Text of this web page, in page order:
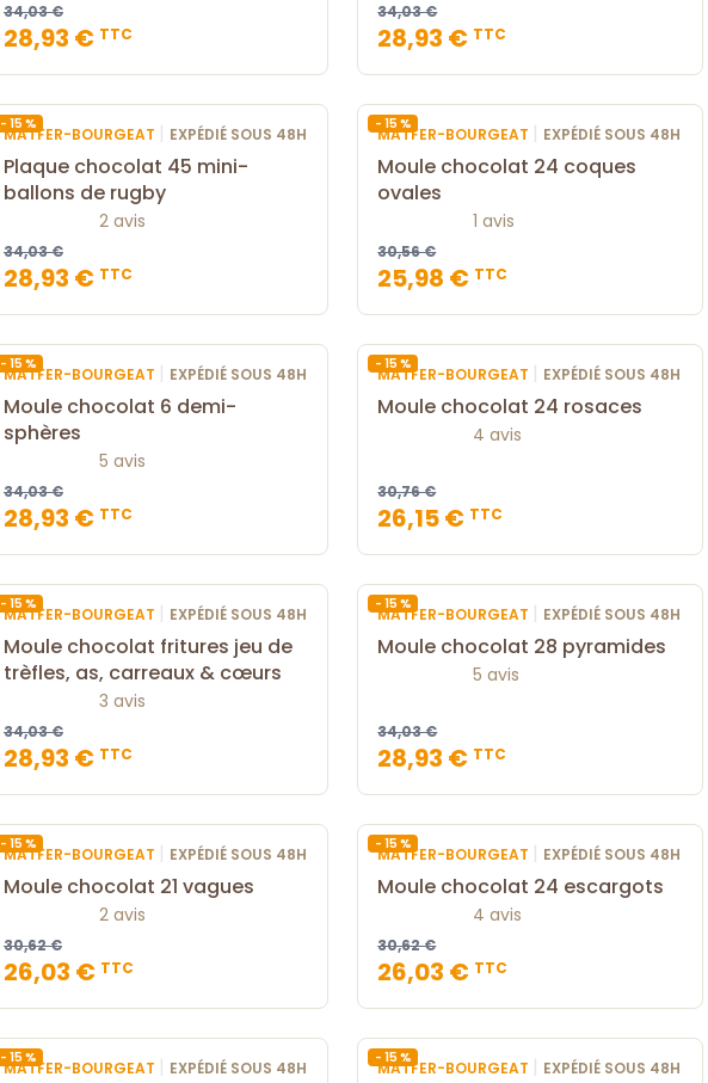
34,03 €
28,93 € TTC
34,03 €
28,93 € TTC
- 15 %
MATFER-BOURGEAT | EXPÉDIÉ SOUS 48H
Plaque chocolat 45 mini-
ballons de rugby
2 avis
34,03 €
28,93 € TTC
- 15 %
MATFER-BOURGEAT | EXPÉDIÉ SOUS 48H
Moule chocolat 24 coques
ovales
1 avis
30,56 €
25,98 € TTC
- 15 %
MATFER-BOURGEAT | EXPÉDIÉ SOUS 48H
Moule chocolat 6 demi-
sphères
5 avis
34,03 €
28,93 € TTC
- 15 %
MATFER-BOURGEAT | EXPÉDIÉ SOUS 48H
Moule chocolat 24 rosaces
4 avis
30,76 €
26,15 € TTC
- 15 %
MATFER-BOURGEAT | EXPÉDIÉ SOUS 48H
Moule chocolat fritures jeu de
trèfles, as, carreaux & cœurs
3 avis
34,03 €
28,93 € TTC
- 15 %
MATFER-BOURGEAT | EXPÉDIÉ SOUS 48H
Moule chocolat 28 pyramides
5 avis
34,03 €
28,93 € TTC
- 15 %
MATFER-BOURGEAT | EXPÉDIÉ SOUS 48H
Moule chocolat 21 vagues
2 avis
30,62 €
26,03 € TTC
- 15 %
MATFER-BOURGEAT | EXPÉDIÉ SOUS 48H
Moule chocolat 24 escargots
4 avis
30,62 €
26,03 € TTC
- 15 %
MATFER-BOURGEAT | EXPÉDIÉ SOUS 48H
- 15 %
MATFER-BOURGEAT | EXPÉDIÉ SOUS 48H